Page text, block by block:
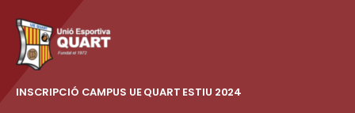
INSCRIPCIÓ CAMPUS UE QUART ESTIU 2024